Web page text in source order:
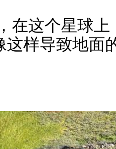
在这个星球
样导致地面